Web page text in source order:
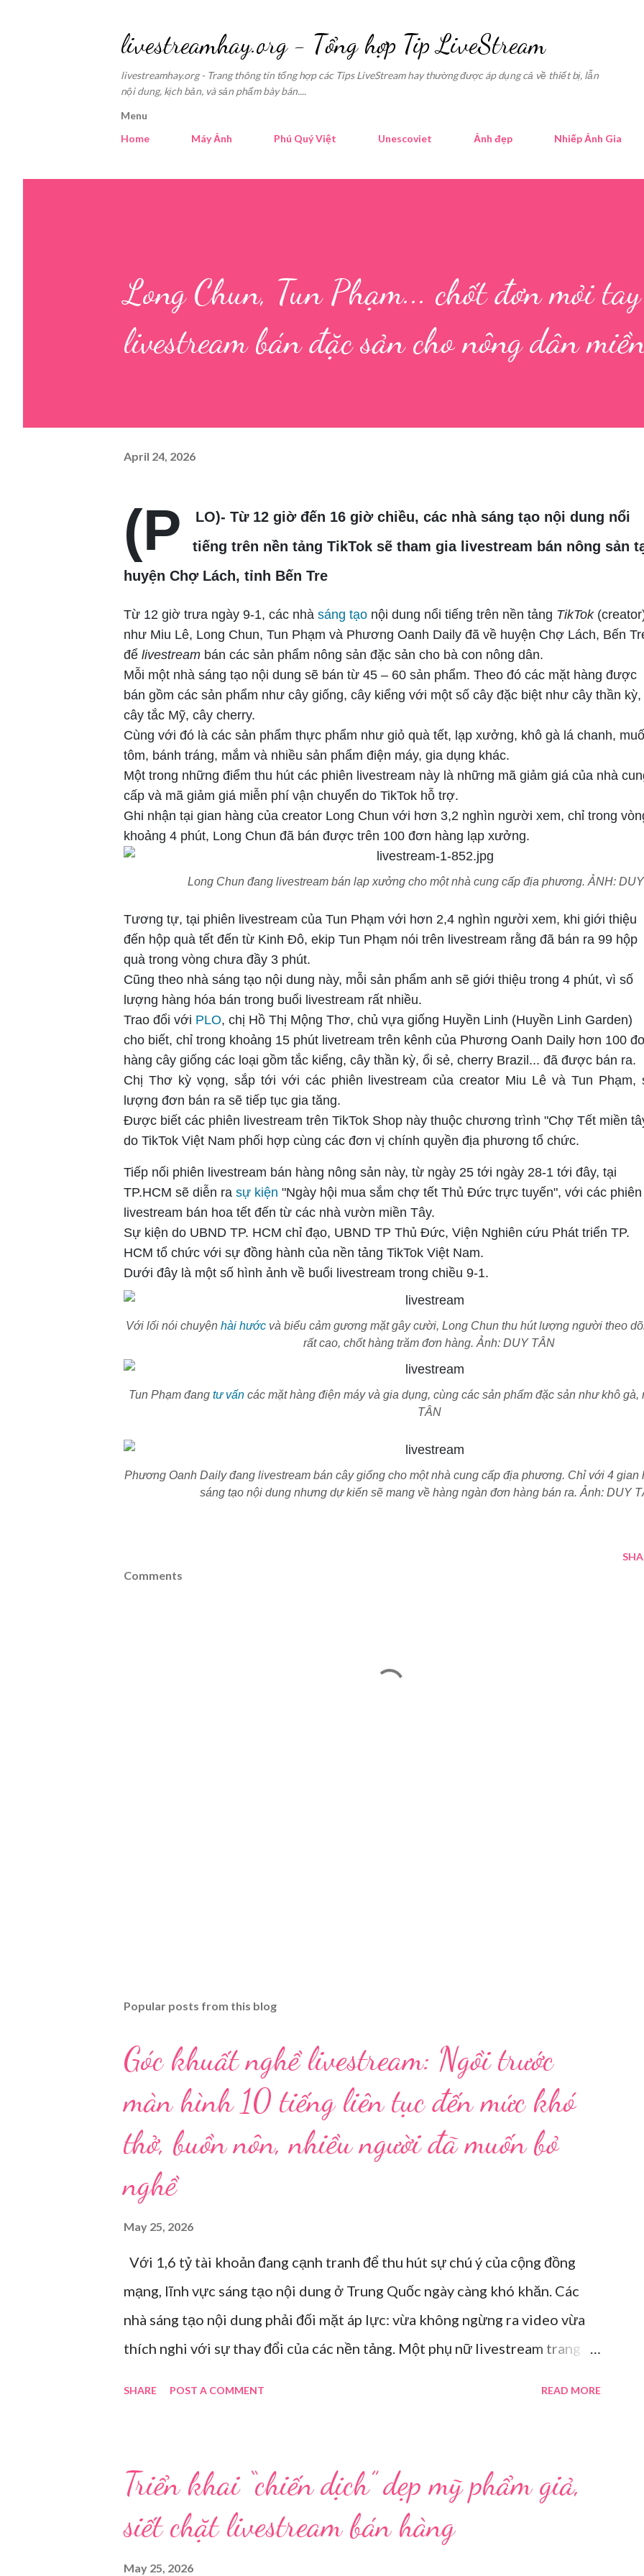
livestreamhay.org - Tổng hợp Tip LiveStream
livestreamhay.org - Trang thông tin tổng hợp các Tips LiveStream hay thường được áp dụng cả về thiết bị, lẫn
nội dung, kịch bản, và sản phẩm bày bán....
Menu
Home
Máy Ảnh Phú Quý Việt Unescoviet Ảnh đẹp Nhiếp Ảnh Gia
Long Chun, Tun Phạm... chốt đơn mỏi
livestream bán đặc sản cho nông dân
April 24, 2026
(P
LO)- Từ 12 giờ đến 16 giờ chiều, các nhà sáng tạo nội dung nổi
tiếng trên nền tảng TikTok sẽ tham gia livestream bán nông sản
huyện Chợ Lách, tỉnh Bến Tre
Từ 12 giờ trưa ngày 9-1, các nhà sáng tạo nội dung nổi tiếng trên nền tảng TikTok
như Miu Lê, Long Chun, Tun Phạm và Phương Oanh Daily đã về huyện Chợ Lách, Bến
để livestream bán các sản phẩm nông sản đặc sản cho bà con nông dân.
Mỗi một nhà sáng tạo nội dung sẽ bán từ 45 – 60 sản phẩm. Theo đó các mặt hàng được
bán gồm các sản phẩm như cây giống, cây kiểng với một số cây đặc biệt như cây thần kỳ,
cây tắc Mỹ, cây cherry.
Cùng với đó là các sản phẩm thực phẩm như giỏ quà tết, lạp xưởng, khô gà lá chanh,
tôm, bánh tráng, mắm và nhiều sản phẩm điện máy, gia dụng khác.
Một trong những điểm thu hút các phiên livestream này là những mã giảm giá của nhà
cấp và mã giảm giá miễn phí vận chuyển do TikTok hỗ trợ.
Ghi nhận tại gian hàng của creator Long Chun với hơn 3,2 nghìn người xem, chỉ trong
khoảng 4 phút, Long Chun đã bán được trên 100 đơn hàng lạp xưởng.
Long Chun đang livestream bán lạp xưởng cho một nhà cung cấp địa phương. ẢNH:
Tương tự, tại phiên livestream của Tun Phạm với hơn 2,4 nghìn người xem, khi giới thiệu
đến hộp quà tết đến từ Kinh Đô, ekip Tun Phạm nói trên livestream rằng đã bán ra 99 hộp
quà trong vòng chưa đầy 3 phút.
Cũng theo nhà sáng tạo nội dung này, mỗi sản phẩm anh sẽ giới thiệu trong 4 phút, vì số
lượng hàng hóa bán trong buổi livestream rất nhiều.
Trao đổi với PLO, chị Hồ Thị Mộng Thơ, chủ vựa giống Huyền Linh (Huyền Linh Garden)
cho biết, chỉ trong khoảng 15 phút livetream trên kênh của Phương Oanh Daily hơn 100
hàng cây giống các loại gồm tắc kiểng, cây thần kỳ, ổi sẻ, cherry Brazil... đã được bán ra.
Chị Thơ kỳ vọng, sắp tới với các phiên livestream của creator Miu Lê và Tun Phạm,
lượng đơn bán ra sẽ tiếp tục gia tăng.
Được biết các phiên livestream trên TikTok Shop này thuộc chương trình "Chợ Tết miền
do TikTok Việt Nam phối hợp cùng các đơn vị chính quyền địa phương tổ chức.
Tiếp nối phiên livestream bán hàng nông sản này, từ ngày 25 tới ngày 28-1 tới đây, tại
TP.HCM sẽ diễn ra sự kiện "Ngày hội mua sắm chợ tết Thủ Đức trực tuyến", với các phiên
livestream bán hoa tết đến từ các nhà vườn miền Tây.
Sự kiện do UBND TP. HCM chỉ đạo, UBND TP Thủ Đức, Viện Nghiên cứu Phát triển TP.
HCM tổ chức với sự đồng hành của nền tảng TikTok Việt Nam.
Dưới đây là một số hình ảnh về buổi livestream trong chiều 9-1.
Với lối nói chuyện hài hướcvà biểu cảm gương mặt gây cười, Long Chun thu hút lượng người theo
rất cao, chốt hàng trăm đơn hàng. Ảnh: DUY TÂN
Tun Phạm đang tư vấncác mặt hàng điện máy và gia dụng, cùng các sản phẩm đặc sản như khô gà,
TÂN
Phương Oanh Daily đang livestream bán cây giống cho một nhà cung cấp địa phương. Chỉ với 4 gian
sáng tạo nội dung nhưng dự kiến sẽ mang về hàng ngàn đơn hàng bán ra. Ảnh: DUY
Comments
Popular posts from this blog
Góc khuất nghề livestream: Ngồi trước
màn hình 10 tiếng liên tục đến mức khó
thở, buồn nôn, nhiều người đã muốn bỏ
nghề
May 25, 2026
Với 1,6 tỷ tài khoản đang cạnh tranh để thu hút sự chú ý của cộng đồng
mạng, lĩnh vực sáng tạo nội dung ở Trung Quốc ngày càng khó khăn. Các
nhà sáng tạo nội dung phải đối mặt áp lực: vừa không ngừng ra video vừa
thích nghi với sự thay đổi của các nền tảng. Một phụ nữ livestream trang
vài phút, phòng khách được sắp xếp lại. Hai đèn chiếu ngược sáng bật lên.
Một chiếc điện thoại được gắn cố định. Cả ba người vào vị trí. Wu đã chuẩn
bị sẵn lời thoại và trao đổi trước cách diễn đạt với ông và mẹ, thậm chí còn
SHARE POST A COMMENT READ MORE
Triển khai “chiến dịch” dẹp mỹ phẩm giả,
siết chặt livestream bán hàng
May 25, 2026